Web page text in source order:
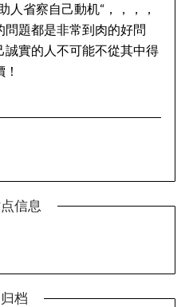
人省察自己動机“，，，，
問題都是非常到肉的好問
誠實的人不可能不從其中得
信息
归档